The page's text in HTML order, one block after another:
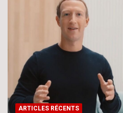
ARTICLES RÉCENTS